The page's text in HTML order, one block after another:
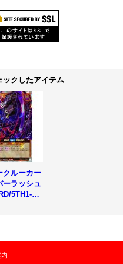
ックしたアイテム
クルーカー
ーラッシュ
5TH1-JP